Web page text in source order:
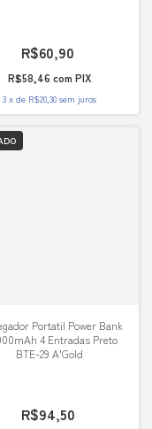
R$60,90
R$58,46 com PIX
3 xde R$20,30 sem juros
Portatil Power Bank
4 Entradas Preto
BTE-29 A'Gold
R$94,50